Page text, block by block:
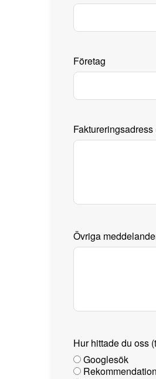
Företag
Övriga
Hur hittade du oss
Googlesök